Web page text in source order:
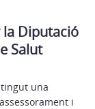
la Diputació
Salut
una
i